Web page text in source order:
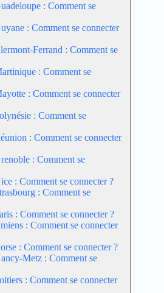
: Comment se
: Comment se connecter
Ferrand : Comment se
: Comment se
: Comment se connecter
: Comment se
: Comment se connecter
: Comment se
: Comment se connecter ?
: Comment se
: Comment se connecter ?
: Comment se connecter
: Comment se connecter ?
Metz : Comment se
: Comment se connecter